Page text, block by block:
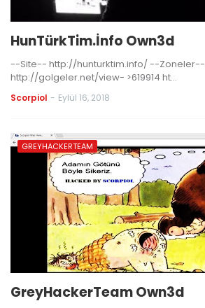
HunTürkTim.İnfo Own3d
--Site-- http://hunturktim.info/ --Zoneler--
http://golgeler.net/view- >619914 ht…
Scorpiol - Eylül 16, 2018
GREYHACKERTEAM
GreyHackerTeam Own3d